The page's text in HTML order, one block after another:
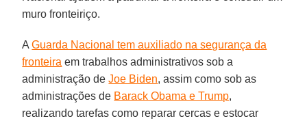
muro fronteiriço.
AGuarda Nacional tem auxiliado na segurança da
fronteira em trabalhos administrativos sob a
administração deJoe Biden, assim como sob as
administrações de Barack Obama e Trump,
realizando tarefas como reparar cercas e estocar